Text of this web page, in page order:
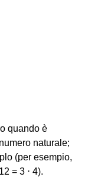
quando è
naturale;
(per esempio,
= 3 ⋅ 4).